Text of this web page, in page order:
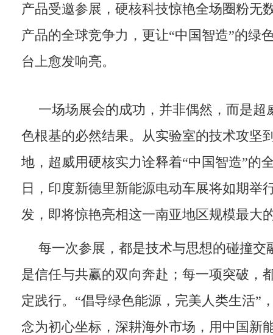
产品受邀参展，硬核科技惊艳全场圈粉无
产品的全球竞争力，更让“中国智造”的绿
台上愈发响亮。
一场场展会的成功，并非偶然，而是超
色根基的必然结果。从实验室的技术攻坚
地，超威用硬核实力诠释着“中国智造”的
日，印度新德里新能源电动车展将如期举
发，即将惊艳亮相这一南亚地区规模最大
每一次参展，都是技术与思想的碰撞交
是信任与共赢的双向奔赴；每一项突破，
定践行。“倡导绿色能源，完美人类生活”
念为初心坐标，深耕海外市场，用中国新